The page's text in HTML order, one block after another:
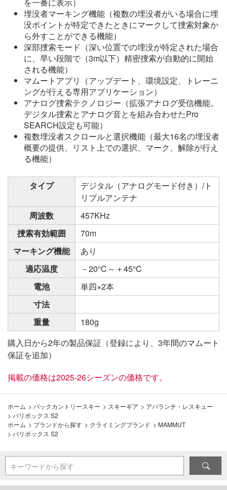
埋没者マーキング機能（複数の埋没者がいる場合に埋
没ポイントが特定できたときにマークして捜索対象か
ら外すことができる機能）
深部捜索モード（深い位置での埋没が特定された場合
に、早い段階で（3m以下）精密捜索が自動的に開始
される機能）
マムートアプリ（アップデート、環境設定、トレーニ
ングが行える専用アプリケーション）
アナログ捜索テクノロジー（拡張アナログ受信機能。
デジタル捜索とアナログ音とを組み合わせたPro
SEARCH設定も可能）
複数埋没者スクロールと選択機能（最大16名の埋没者
概要の提供、リスト上での選択、マーク、解除が行え
る機能）
タイプ
デジタル（アナログモード付き）/ト
リプルアンテナ
周波数
457KHz
捜索有効範囲
70m
マーキング機能
あり
適応温度
－20℃～＋45℃
電池
単四×2本
寸法
重量
180g
購入日から2年の製品保証（登録により、3年間のマムート
保証を追加）
掲載の価格は2025-26シーズンの価格です。
ホーム > バックカントリースキー > スキーギア > アバランチ・レスキュー
> バリボックス S2
ホーム > ブランドから探す > クライミングブランド > MAMMUT
> バリボックス S2
キーワードから探す